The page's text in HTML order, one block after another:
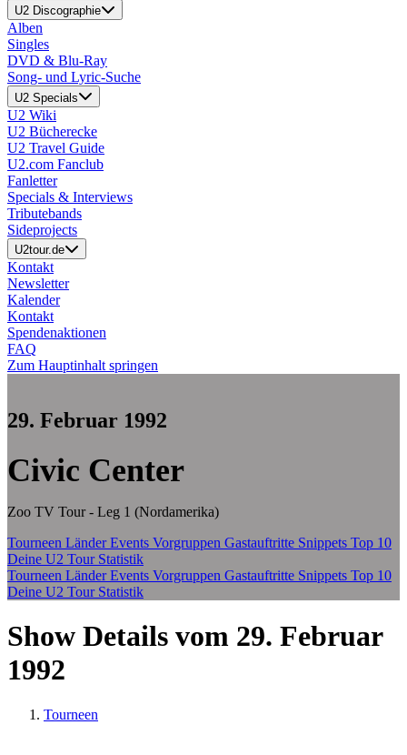
U2 Discographie
Alben
Singles
DVD & Blu-Ray
Song- und Lyric-Suche
U2 Specials
U2 Wiki
U2 Bücherecke
U2 Travel Guide
U2.com Fanclub
Fanletter
Specials & Interviews
Tributebands
Sideprojects
U2tour.de
Kontakt
Newsletter
Kalender
Kontakt
Spendenaktionen
FAQ
Zum Hauptinhalt springen
29. Februar 1992
Civic Center
Zoo TV Tour - Leg 1 (Nordamerika)
Tourneen LänderEvents Vorgruppen Gastauftritte Snippets Top 10
Deine U2 Tour Statistik
Tourneen LänderEvents Vorgruppen Gastauftritte Snippets Top 10
Deine U2 Tour Statistik
Show Details vom 29. Februar
1992
Tourneen